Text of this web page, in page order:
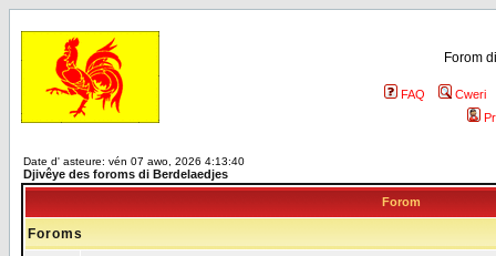
Forom
FAQ
Cweri
Date d' asteure: vén 07 awo, 2026 4:13:40
Djivêye des foroms di Berdelaedjes
Forom
Foroms